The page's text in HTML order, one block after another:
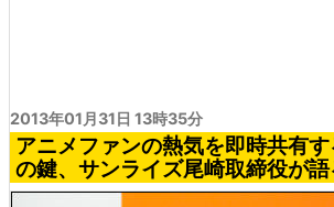
2013年01月31日 13時35分
アニメファンの熱気を即時共有
の鍵、サンライズ尾崎取締役が語